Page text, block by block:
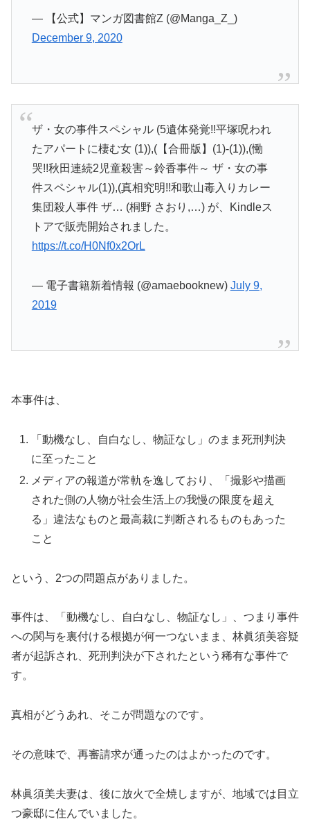
— 【公式】マンガ図書館Z (@Manga_Z_)
December 9, 2020
ザ・女の事件スペシャル (5遺体発覚!!平塚呪われ
たアパートに棲む女 (1)),(【合冊版】(1)-(1)),(慟
哭!!秋田連続2児童殺害～鈴香事件～ ザ・女の事
件スペシャル(1)),(真相究明!!和歌山毒入りカレー
集団殺人事件 ザ… (桐野 さおり,…) が、Kindleス
トアで販売開始されました。
https://t.co/H0Nf0x2OrL
— 電子書籍新着情報 (@amaebooknew) July 9,
2019
本事件は、
「動機なし、自白なし、物証なし」のまま死刑判決
に至ったこと
メディアの報道が常軌を逸しており、「撮影や描画
された側の人物が社会生活上の我慢の限度を超え
る」違法なものと最高裁に判断されるものもあった
こと
という、2つの問題点がありました。
事件は、「動機なし、自白なし、物証なし」、つまり事件
への関与を裏付ける根拠が何一つないまま、林眞須美容疑
者が起訴され、死刑判決が下されたという稀有な事件で
す。
真相がどうあれ、そこが問題なのです。
その意味で、再審請求が通ったのはよかったのです。
林眞須美夫妻は、後に放火で全焼しますが、地域では目立
つ豪邸に住んでいました。